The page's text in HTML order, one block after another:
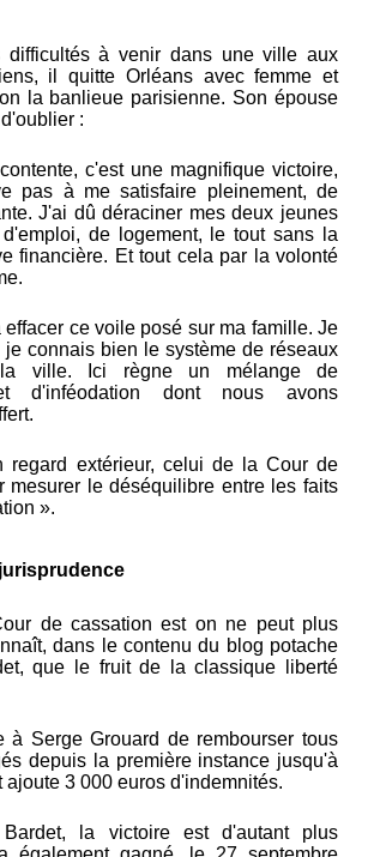
difficultés à venir dans une ville aux
il quitte Orléans avec femme et
la banlieue parisienne. Son épouse
:
c'est une magnifique victoire,
pas à me satisfaire pleinement, de
J'ai dû déraciner mes deux jeunes
de logement, le tout sans la
financière. Et tout cela par la volonté
effacer ce voile posé sur ma famille. Je
je connais bien le système de réseaux
ville. Ici règne un mélange de
d'inféodation dont nous avons
regard extérieur, celui de la Cour de
mesurer le déséquilibre entre les faits
».
de cassation est on ne peut plus
dans le contenu du blog potache
que le fruit de la classique liberté
à Serge Grouard de rembourser tous
depuis la première instance jusqu'à
ajoute 3 000 euros d'indemnités.
Bardet, la victoire est d'autant plus